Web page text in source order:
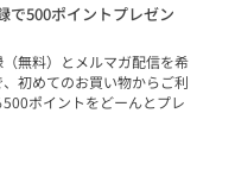
で500ポイントプレゼン
無料）とメルマガ配信を希
初めてのお買い物からご利
ポイントをどーんとプレ